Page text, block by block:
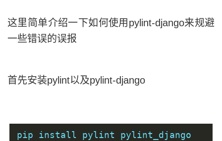
这里简单介绍一下如何使用pylint-django来规避
一些错误的误报
首先安装pylint以及pylint-django
pip install pylint pylint_django